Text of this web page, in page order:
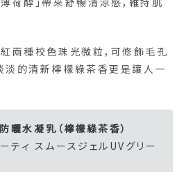
兩種校色珠光微粒，可修飾毛孔
淡的清新檸檬綠茶香更是讓人一
水凝乳（檸檬綠茶香）
ティ スムースジェルUVグリー